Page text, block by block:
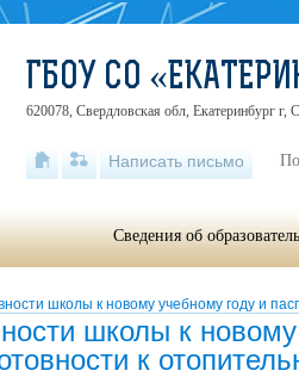
школы к новому учебному году и
школы к
к
ГБОУ СО
620078, Свердловская обл, Екатеринбург г,
Написать письмо
Сведения об